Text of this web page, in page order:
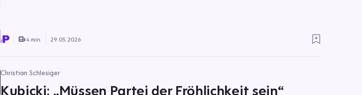
4 min. 29.05.2026
Christian Schlesiger
Kubicki: „Müssen Partei der Fröhlichkeit sein“